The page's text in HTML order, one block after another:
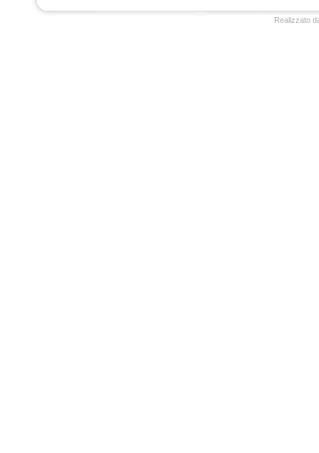
Realizzato